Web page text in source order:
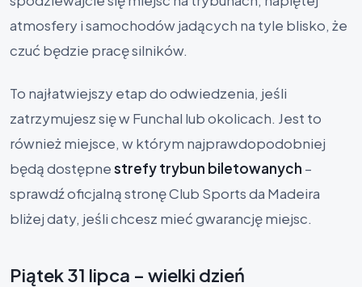
atmosfery i samochodów jadących na tyle blisko, że
czuć będzie pracę silników.
To najłatwiejszy etap do odwiedzenia, jeśli
zatrzymujesz się w Funchal lub okolicach. Jest to
również miejsce, w którym najprawdopodobniej
będą dostępnestrefy trybun biletowanych –
sprawdź oficjalną stronę Club Sports da Madeira
bliżej daty, jeśli chcesz mieć gwarancję miejsc.
Piątek 31 lipca – wielki dzień